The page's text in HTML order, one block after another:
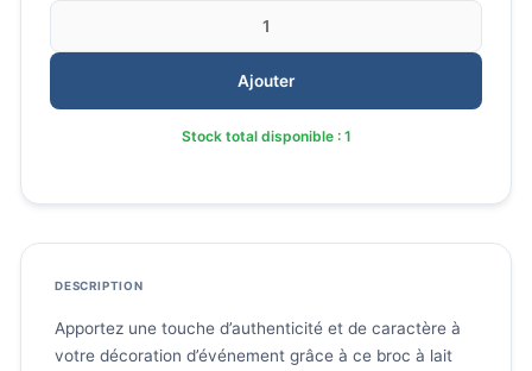
Quantité
Ajouter
Stock total disponible : 1
DESCRIPTION
Apportez une touche d’authenticité et de caractère à
votre décoration d’événement grâce à ce broc à lait